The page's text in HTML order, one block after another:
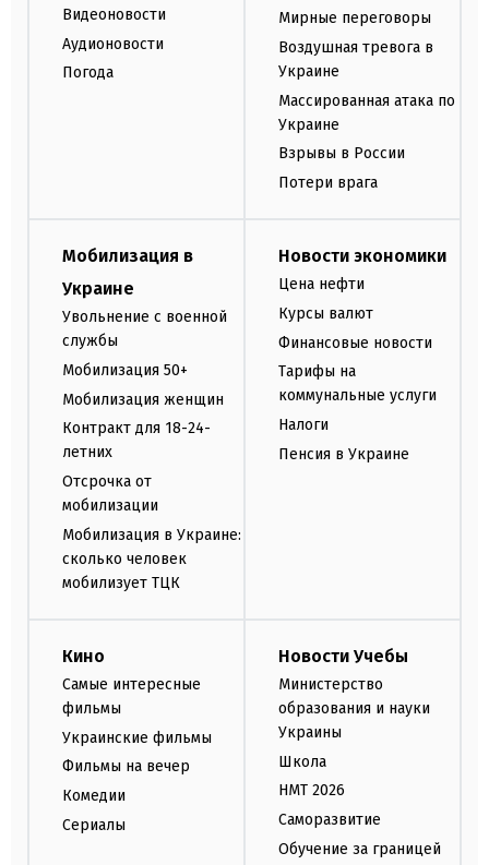
Видеоновости
Аудионовости
Погода
Мирные переговоры
Воздушная тревога в
Украине
Массированная атака по
Украине
Взрывы в России
Потери врага
Мобилизация в
Украине
Увольнение с военной
службы
Мобилизация 50+
Мобилизация женщин
Контракт для 18-24-
летних
Отсрочка от
мобилизации
Мобилизация в Украине:
сколько человек
мобилизует ТЦК
Новости экономики
Цена нефти
Курсы валют
Финансовые новости
Тарифы на
коммунальные услуги
Налоги
Пенсия в Украине
Кино
Самые интересные
фильмы
Украинские фильмы
Фильмы на вечер
Комедии
Сериалы
Новости Учебы
Министерство
образования и науки
Украины
Школа
НМТ 2026
Саморазвитие
Обучение за границей